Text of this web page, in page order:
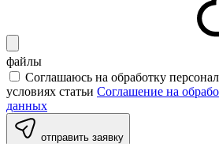
файлы
Соглашаюсь на обработку
условиях статьи Соглашение на
данных
отправить заявку